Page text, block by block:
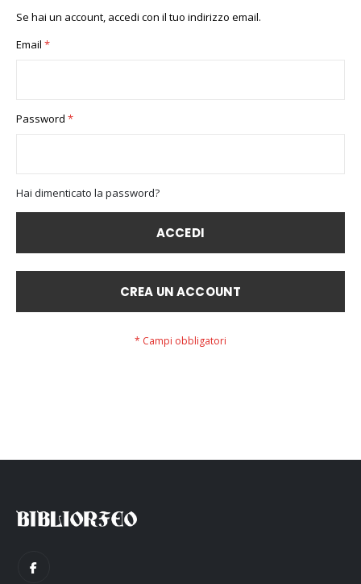
Se hai un account, accedi con il tuo indirizzo email.
Email
Password
Hai dimenticato la password?
ACCEDI
CREA UN ACCOUNT